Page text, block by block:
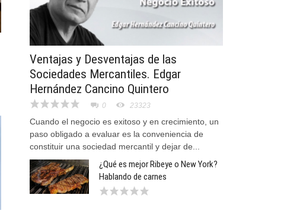
Ventajas y Desventajas de las
Sociedades Mercantiles. Edgar
Hernández Cancino Quintero
0 23323
Cuando el negocio es exitoso y en crecimiento, un
paso obligado a evaluar es la conveniencia de
constituir una sociedad mercantil y dejar de...
¿Qué es mejor Ribeye o New York?
Hablando de carnes